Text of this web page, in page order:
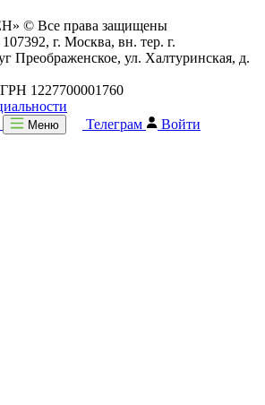
© Все права защищены
г. Москва, вн. тер. г.
Преображенское, ул. Халтуринская, д.
1227700001760
Меню Телеграм Войти